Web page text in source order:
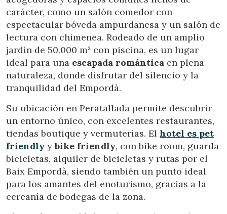
carácter, como un salón comedor con
espectacular bóveda ampurdanesa y un salón de
lectura con chimenea. Rodeado de un amplio
jardín de 50.000 m² con piscina, es un lugar
ideal para una escapada romántica en plena
naturaleza, donde disfrutar del silencio y la
tranquilidad del Empordà.
Su ubicación en Peratallada permite descubrir
un entorno único, con excelentes restaurantes,
tiendas boutique y vermuterías. El hotel es pet
friendly ybike friendly, con bike room, guarda
bicicletas, alquiler de bicicletas y rutas por el
Baix Empordà, siendo también un punto ideal
para los amantes del enoturismo, gracias a la
cercanía de bodegas de la zona.
Modificar cookies
Técnicas y funcionales
Siempre activas
información con la finalidad de mejorar nuestros servicios.
Si continua navegando, supone la aceptación de la
instalación de las mismas. El usuario tiene la posibilidad
de configurar su navegador pudiendo, si así lo desea,
impedir que sean instaladas en su disco duro, aunque
deberá tener en cuenta que dicha acción podrá ocasionar
dificultades de navegación de la página web.
Analíticas y personalización
Permiten realizar el seguimiento y análisis del